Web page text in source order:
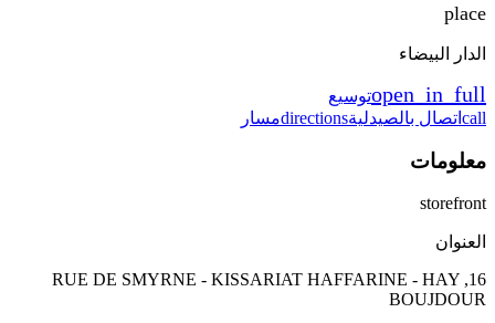
place
الدار البيضاء
open_in_fullتوسيع
call اتصال بالصيدليةdirectionsمسار
معلومات
storefront
العنوان
16, RUE DE SMYRNE - KISSARIAT HAFFARINE - HAY
BOUJDOUR